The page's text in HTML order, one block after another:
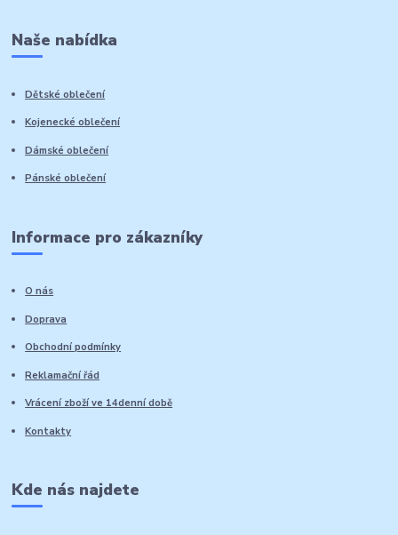
Naše nabídka
Dětské oblečení
Kojenecké oblečení
Dámské oblečení
Pánské oblečení
Informace pro zákazníky
O nás
Doprava
Obchodní podmínky
Reklamační řád
Vrácení zboží ve 14denní době
Kontakty
Kde nás najdete